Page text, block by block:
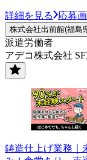
詳細を見る 応募
株式会社出前館(福島
派遣労働者
アデコ株式会社
鋳造仕上げ業務｜